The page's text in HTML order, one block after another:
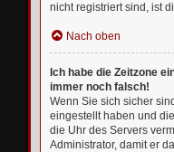
nicht registriert sind, ist
Nach oben
Ich habe die Zeitzone
immer noch falsch!
Wenn Sie sich sicher
eingestellt haben und
die Uhr des Servers
Administrator, damit er